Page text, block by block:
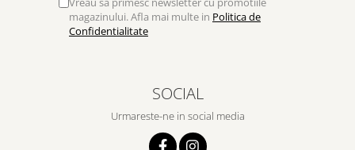
magazinului. Afla mai multe in Politica de
Confidentialitate
SOCIAL
Urmareste-ne in social media